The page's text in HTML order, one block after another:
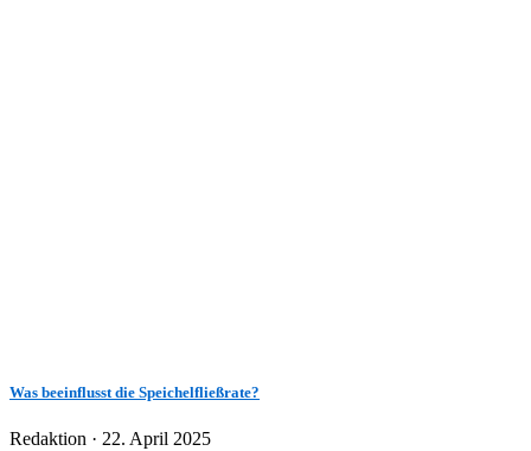
Was beeinflusst die Speichelfließrate?
Redaktion · Veröffentlicht
22. April 2025